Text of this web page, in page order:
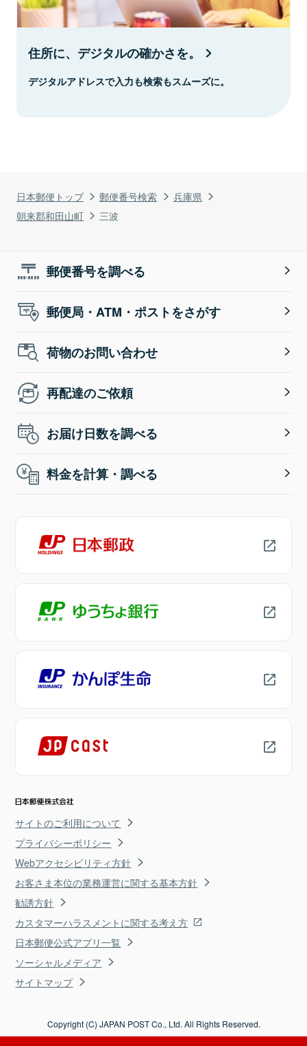
日本郵便トップ 郵便番号検索
兵庫県
朝来郡和田山町
三波
住所に、デジタルの確かさを。
デジタルアドレスで入力も検索もスムーズに。
郵便番号を調べる
郵便局・ATM・ポストをさがす
荷物のお問い合わせ
再配達のご依頼
お届け日数を調べる
料金を計算・調べる
サイトのご利用について
プライバシーポリシー
Webアクセシビリティ方針
お客さま本位の業務運営に関する基本方針
勧誘方針
カスタマーハラスメントに関する考え方
日本郵便公式アプリ一覧
ソーシャルメディア
サイトマップ
Copyright (C) JAPAN POST Co., Ltd. All Rights Reserved.